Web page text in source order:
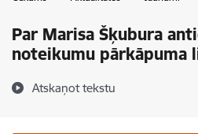
Par Marisa Šķubura
noteikumu pārkāpuma
Atskaņot tekstu